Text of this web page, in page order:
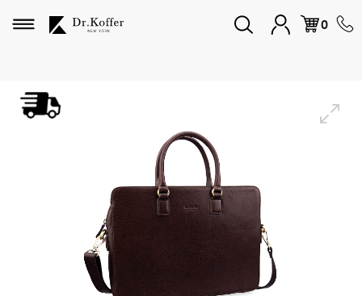
0
Избранное
Дорожная коллекция
Мужская коллекция
Женская коллекция
Подарки и сувениры